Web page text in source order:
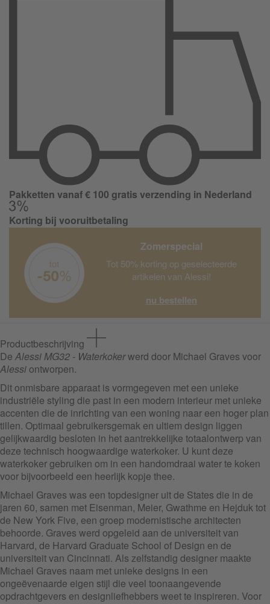
Pakketten vanaf € 100 gratis verzending in Nederland
Korting bij vooruitbetaling
Zomerspecial
Tot 50% korting op geselecteerde
artikelen van Alessi!
nu bestellen
Productbeschrijving
De Alessi MG32 - Waterkokerwerd door Michael Graves voor
Alessi ontworpen.
Dit onmisbare apparaat is vormgegeven met een unieke
industriële styling die past in een modern interieur met unieke
accenten die de inrichting van een woning naar een hoger plan
tillen. Optimaal gebruikersgemak en ultiem design liggen
gelijkwaardig besloten in het aantrekkelijke totaalontwerp van
deze technisch hoogwaardige waterkoker. U kunt deze
waterkoker gebruiken om in een handomdraai water te koken
voor bijvoorbeeld een heerlijk kopje thee.
Michael Graves was een topdesigner uit de States die in de
jaren 60, samen met Eisenman, Meier, Gwathme en Hejduk tot
de New York Five, een groep modernistische architecten
behoorde. Graves werd opgeleid aan de universiteit van
Harvard, de Harvard Graduate School of Design en de
universiteit van Cincinnati. Als zelfstandig designer maakte
Michael Graves naam met unieke designs in een
ongeëvenaarde eigen stijl die veel toonaangevende
opdrachtgevers en designliefhebbers weet te inspireren. Voor